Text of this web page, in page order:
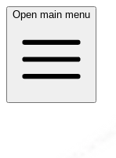
Open main menu